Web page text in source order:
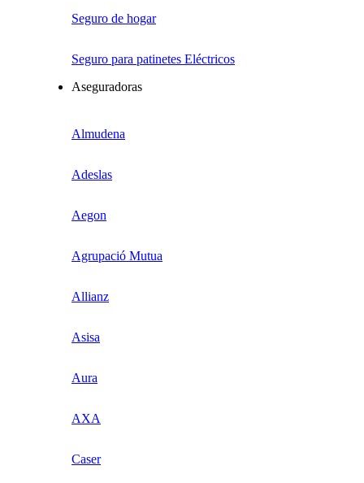
Seguro de hogar
Seguro para patinetes Eléctricos
Aseguradoras
Almudena
Adeslas
Aegon
Agrupació Mutua
Allianz
Asisa
Aura
AXA
Caser